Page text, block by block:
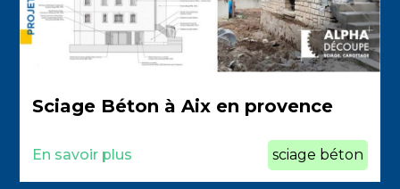
Sciage Béton à Aix en provence
En savoir plus sciage béton